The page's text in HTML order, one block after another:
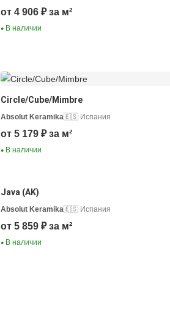
от 4 906 ₽ за м²
●В наличии
Circle/Cube/Mimbre
Absolut Keramika🇪🇸 Испания
от 5 179 ₽ за м²
●В наличии
Java (AK)
Absolut Keramika🇪🇸 Испания
от 5 859 ₽ за м²
●В наличии